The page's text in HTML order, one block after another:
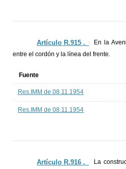
Artículo R.915 ._
En la
entre el cordón y la línea del frente.
Fuente
Res.IMM de 08.11.1954
Res.IMM de 08.11.1954
Artículo R.916 ._
La